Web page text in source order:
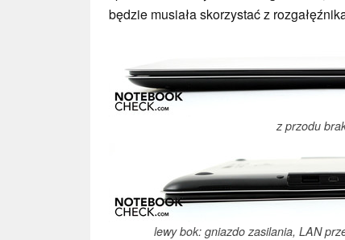
będzie musiała skorzystać z
z przodu
lewy bok: gniazdo zasilania, LAN